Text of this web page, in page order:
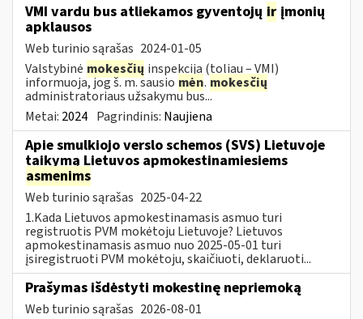
VMI vardu bus atliekamos gyventojų ir įmonių
apklausos
Web turinio sąrašas 2024-01-05
Valstybinė mokesčių inspekcija (toliau – VMI)
informuoja, jog š. m. sausio mėn. mokesčių
administratoriaus užsakymu bus...
Metai: 2024 Pagrindinis: Naujiena
Apie smulkiojo verslo schemos (SVS) Lietuvoje
taikymą Lietuvos apmokestinamiesiems
asmenims
Web turinio sąrašas 2025-04-22
1.Kada Lietuvos apmokestinamasis asmuo turi
registruotis PVM mokėtoju Lietuvoje? Lietuvos
apmokestinamasis asmuo nuo 2025-05-01 turi
įsiregistruoti PVM mokėtoju, skaičiuoti, deklaruoti...
Prašymas išdėstyti mokestinę nepriemoką
Web turinio sąrašas 2026-08-01